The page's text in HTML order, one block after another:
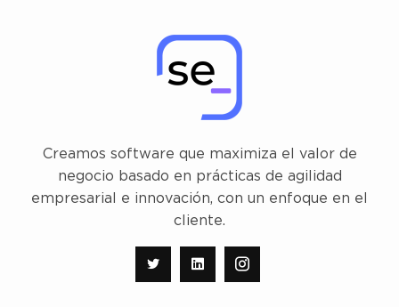
Creamos software que maximiza el valor de
negocio basado en prácticas de agilidad
empresarial e innovación, con un enfoque en el
cliente.